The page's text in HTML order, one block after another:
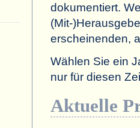
dokumentiert.
(Mit-
erscheinenden,
Wählen Sie ein
nur für diesen
Aktuelle